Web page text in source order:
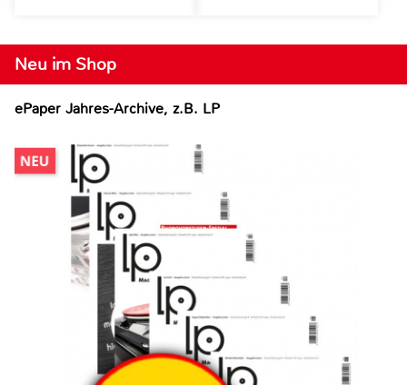
Neu im Shop
ePaper Jahres-Archive, z.B. LP